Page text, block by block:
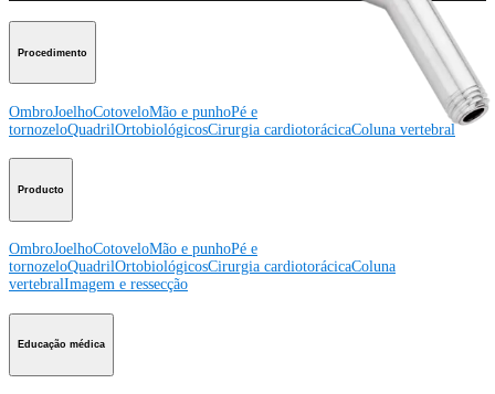
Procedimento
OmbroJoelhoCotoveloMão e punhoPé e
tornozeloQuadrilOrtobiológicosCirurgia cardiotorácicaColuna vertebral
Producto
OmbroJoelhoCotoveloMão e punhoPé e
tornozeloQuadrilOrtobiológicosCirurgia cardiotorácicaColuna
vertebralImagem e ressecção
Educação médica